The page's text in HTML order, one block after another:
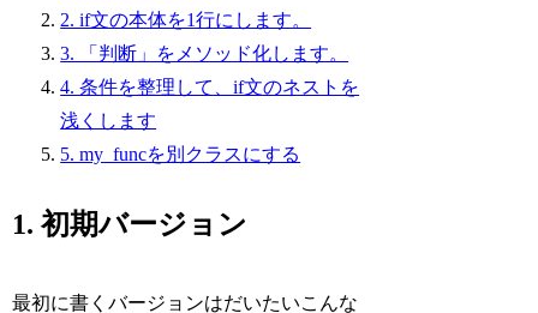
2. if文の本体を1行にします。
3. 「判断」をメソッド化します。
4. 条件を整理して、if文のネストを
浅くします
5. my_funcを別クラスにする
1. 初期バージョン
最初に書くバージョンはだいたいこんな